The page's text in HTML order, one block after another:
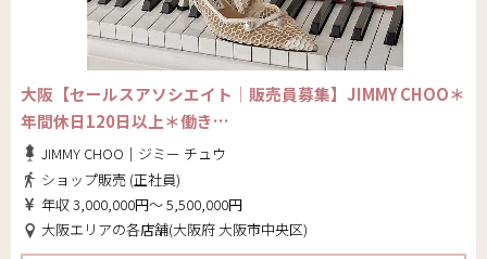
大阪【セールスアソシエイト│販売員募集】JIMMY CHOO＊
年間休日120日以上＊働き…
JIMMY CHOO｜ジミー チュウ
ショップ販売 (正社員)
年収 3,000,000円～ 5,500,000円
大阪エリアの各店舗(大阪府 大阪市中央区)